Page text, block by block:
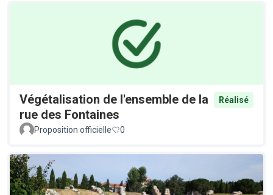
Végétalisation de l'ensemble de la
rue des Fontaines
Réalisé
Proposition officielle 0